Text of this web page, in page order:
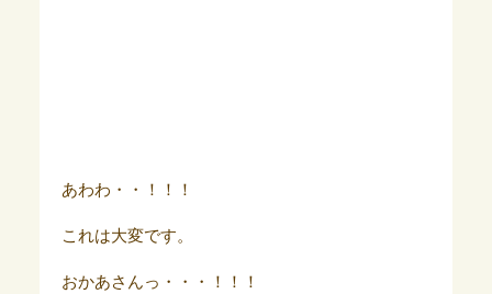
あわわ・・！！！
これは大変です。
おかあさんっ・・・！！！